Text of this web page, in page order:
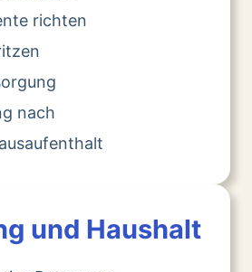
richten
nach
und Haushalt